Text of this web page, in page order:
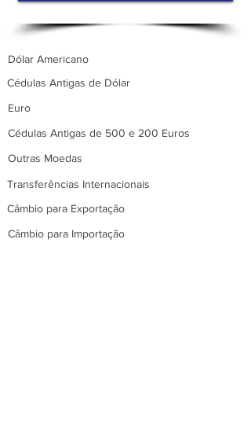
Dólar Americano
Cédulas Antigas de Dólar
Euro
Cédulas Antigas de 500 e 200 Euros
Outras Moedas
Transferências Internacionais
Câmbio para Exportação
Câmbio para Importação